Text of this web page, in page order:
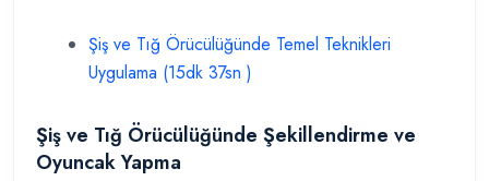
Şiş ve Tığ Örücülüğünde Temel Teknikleri
Uygulama (15dk 37sn )
Şiş ve Tığ Örücülüğünde Şekillendirme ve
Oyuncak Yapma